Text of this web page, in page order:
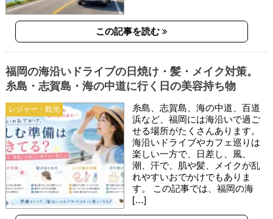
この記事を読む
レジャー・観光
福岡の海沿いドライブの日焼け・髪・メイク対策。
糸島・志賀島・海の中道に行く日の美容持ち物
糸島、志賀島、海の中道、百道
浜など、福岡には海沿いで過ご
せる場所がたくさんあります。
海沿いドライブやカフェ巡りは
楽しい一方で、日差し、風、
潮、汗で、肌や髪、メイクが乱
れやすいおでかけでもありま
す。 この記事では、福岡の海
[…]